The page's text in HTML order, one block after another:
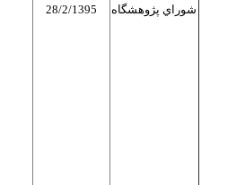
شوراي پژوهشگاه 28/2/1395